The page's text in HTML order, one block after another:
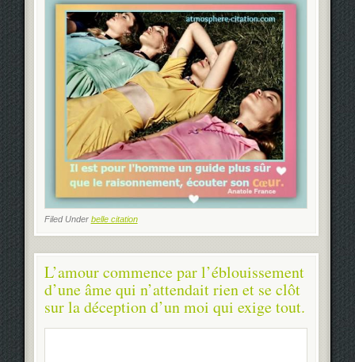
Filed Under belle citation
L’amour commence par l’éblouissement
d’une âme qui n’attendait rien et se clôt
sur la déception d’un moi qui exige tout.